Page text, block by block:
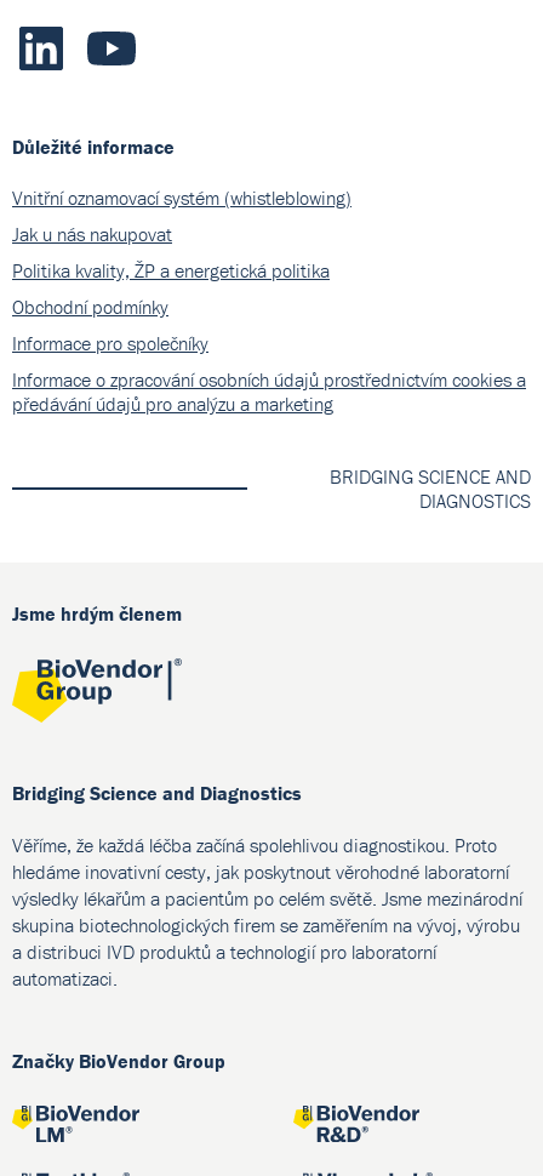
Důležité informace
Vnitřní oznamovací systém (whistleblowing)
Jak u nás nakupovat
Politika kvality, ŽP a energetická politika
Obchodní podmínky
Informace pro společníky
Informace o zpracování osobních údajů prostřednictvím cookies a
předávání údajů pro analýzu a marketing
BRIDGING SCIENCE AND
DIAGNOSTICS
Jsme hrdým členem
Bridging Science and Diagnostics
Věříme, že každá léčba začíná spolehlivou diagnostikou. Proto
hledáme inovativní cesty, jak poskytnout věrohodné laboratorní
výsledky lékařům a pacientům po celém světě. Jsme mezinárodní
skupina biotechnologických firem se zaměřením na vývoj, výrobu
a distribuci IVD produktů a technologií pro laboratorní
automatizaci.
Značky BioVendor Group